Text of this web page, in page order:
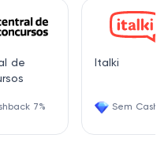
de
7%
Italki
Sem